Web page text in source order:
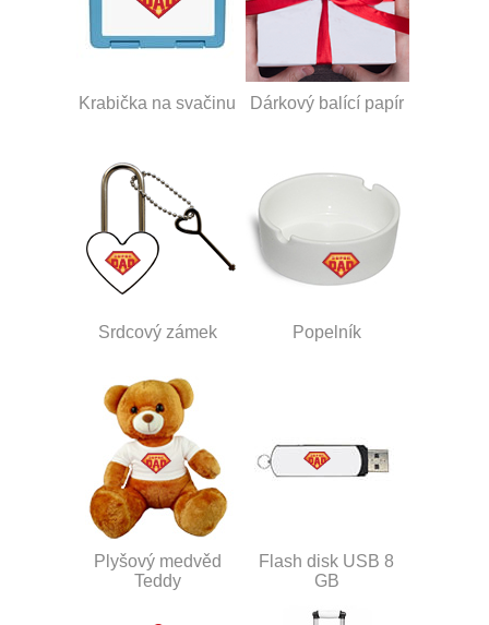
Krabička na svačinu Dárkový balící papír
Srdcový zámek Popelník
Plyšový medvěd
Teddy
Flash disk USB 8
GB